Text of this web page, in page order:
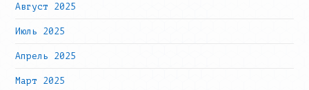
Август 2025
Июль 2025
Апрель 2025
Март 2025